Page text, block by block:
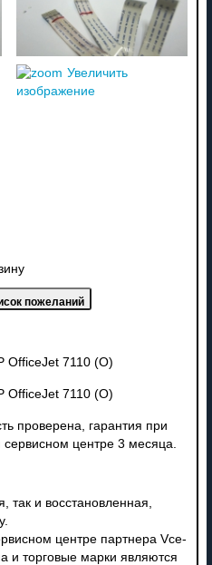
Увеличить
изображение
OfficeJet 7110 (О)
OfficeJet 7110 (О)
проверена, гарантия при
сервисном центре 3 месяца.
так и восстановленная,
центре партнера Vce-
и торговые марки являются